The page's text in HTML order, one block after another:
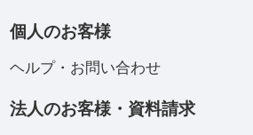
個人のお客様
ヘルプ・お問い合わせ
法人のお客様・資料請求